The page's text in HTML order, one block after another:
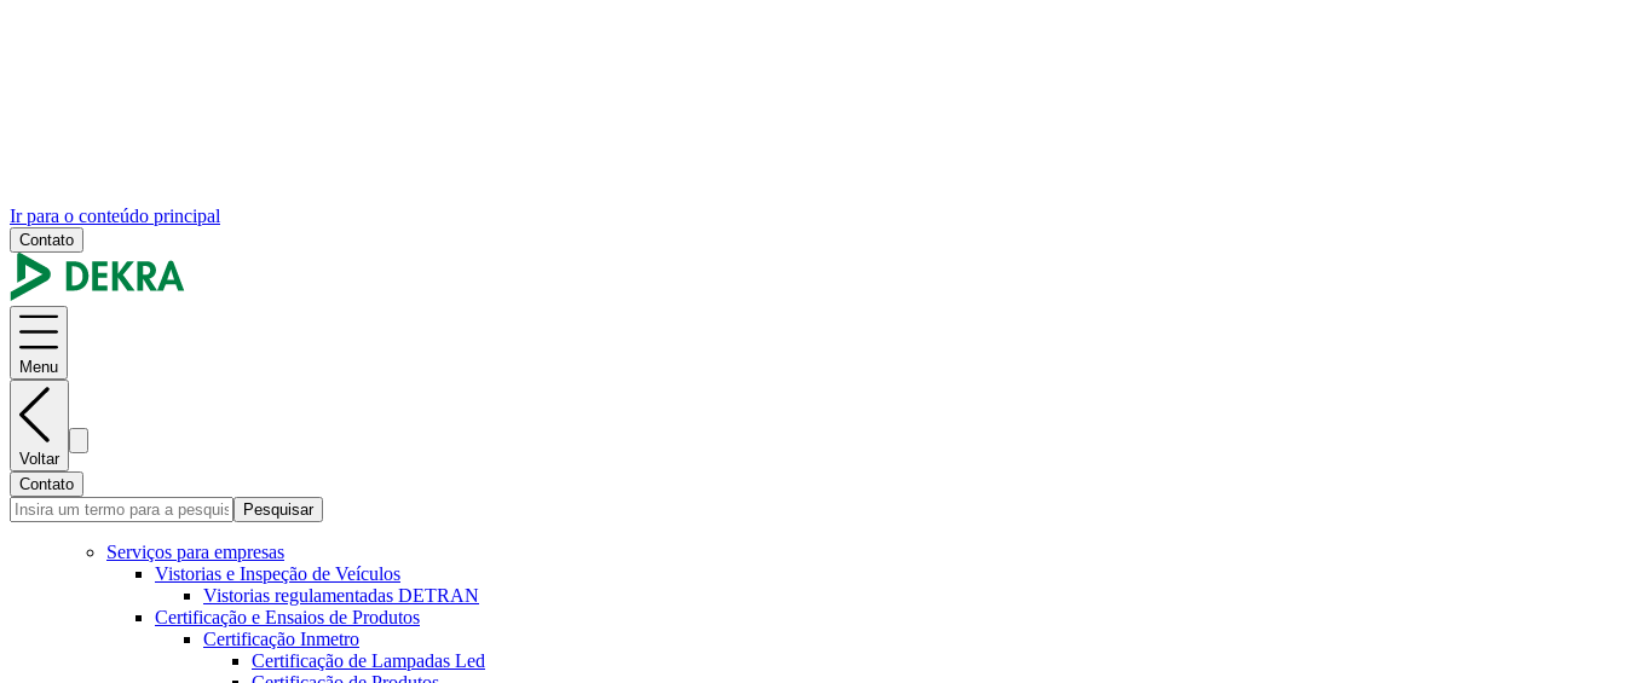
Ir para o conteúdo principal
Contato
Menu
Voltar
Contato
Pesquisar
Serviços para empresas
Vistorias e Inspeção de Veículos
Vistorias regulamentadas DETRAN
Certificação e Ensaios de Produtos
Certificação Inmetro
Certificação de Lampadas Led